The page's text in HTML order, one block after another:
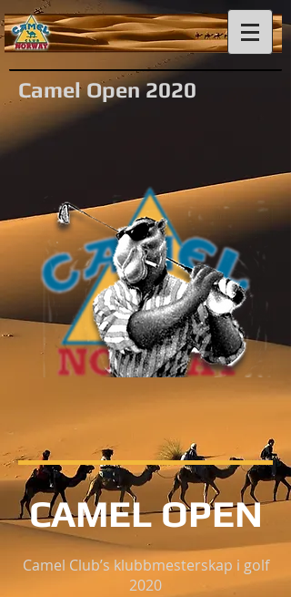
Camel Open 2020
CAMEL OPEN
Camel Club’s klubbmesterskap i golf
2020